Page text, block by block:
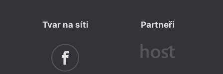
Tvar na síti Partneři